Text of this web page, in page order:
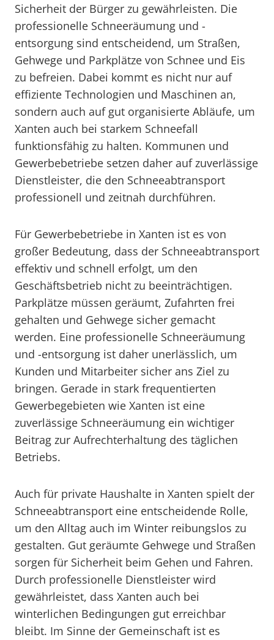
Sicherheit der Bürger zu gewährleisten. Die
professionelle Schneeräumung und -
entsorgung sind entscheidend, um Straßen,
Gehwege und Parkplätze von Schnee und Eis
zu befreien. Dabei kommt es nicht nur auf
effiziente Technologien und Maschinen an,
sondern auch auf gut organisierte Abläufe, um
Xanten auch bei starkem Schneefall
funktionsfähig zu halten. Kommunen und
Gewerbebetriebe setzen daher auf zuverlässige
Dienstleister, die den Schneeabtransport
professionell und zeitnah durchführen.
Für Gewerbebetriebe in Xanten ist es von
großer Bedeutung, dass der Schneeabtransport
effektiv und schnell erfolgt, um den
Geschäftsbetrieb nicht zu beeinträchtigen.
Parkplätze müssen geräumt, Zufahrten frei
gehalten und Gehwege sicher gemacht
werden. Eine professionelle Schneeräumung
und -entsorgung ist daher unerlässlich, um
Kunden und Mitarbeiter sicher ans Ziel zu
bringen. Gerade in stark frequentierten
Gewerbegebieten wie Xanten ist eine
zuverlässige Schneeräumung ein wichtiger
Beitrag zur Aufrechterhaltung des täglichen
Betriebs.
Auch für private Haushalte in Xanten spielt der
Schneeabtransport eine entscheidende Rolle,
um den Alltag auch im Winter reibungslos zu
gestalten. Gut geräumte Gehwege und Straßen
sorgen für Sicherheit beim Gehen und Fahren.
Durch professionelle Dienstleister wird
gewährleistet, dass Xanten auch bei
winterlichen Bedingungen gut erreichbar
bleibt. Im Sinne der Gemeinschaft ist es